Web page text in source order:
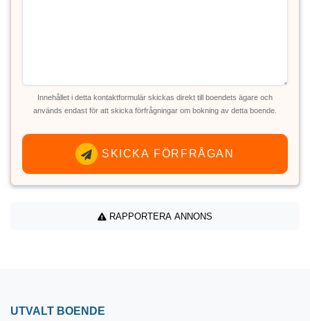
Innehållet i detta kontaktformulär skickas direkt till boendets ägare och
används endast för att skicka förfrågningar om bokning av detta boende.
SKICKA FÖRFRÅGAN
RAPPORTERA ANNONS
UTVALT BOENDE